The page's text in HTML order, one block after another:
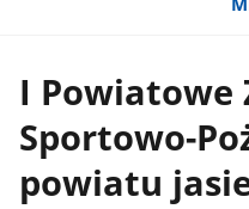
I Powiatowe
Sportowo-
powiatu